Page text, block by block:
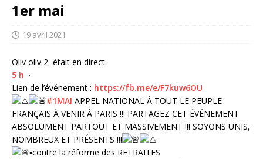
1er mai
19 avril 2021
Oliv oliv 2 était en direct.
5 h ·
Lien de l’événement : https://fb.me/e/F7kuw6OU
#1MAI APPEL NATIONAL À TOUT LE PEUPLE
FRANÇAIS À VENIR À PARIS !!! PARTAGEZ CET ÉVÉNEMENT
ABSOLUMENT PARTOUT ET MASSIVEMENT !!! SOYONS UNIS,
NOMBREUX ET PRÉSENTS !!!
▪︎contre la réforme des RETRAITES